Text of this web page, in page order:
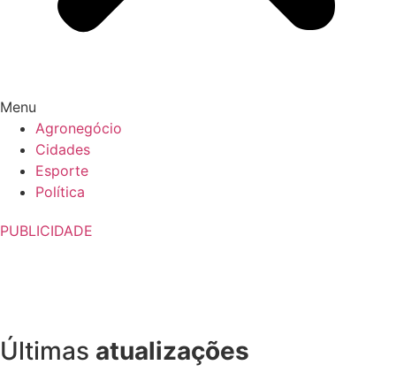
Menu
Agronegócio
Cidades
Esporte
Política
PUBLICIDADE
Últimas atualizações